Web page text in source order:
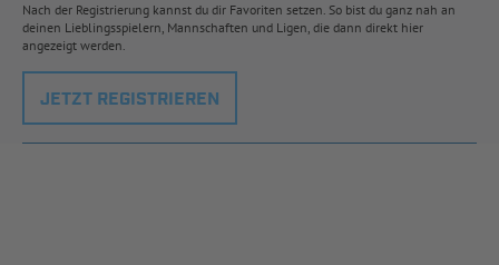
Nach der Registrierung kannst du dir Favoriten setzen. So bist du ganz nah an
deinen Lieblingsspielern, Mannschaften und Ligen, die dann direkt hier
angezeigt werden.
JETZT REGISTRIEREN